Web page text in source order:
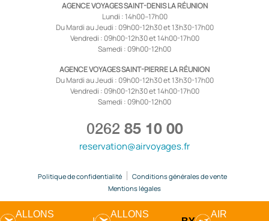
AGENCE VOYAGES SAINT-DENIS LA RÉUNION
Lundi : 14h00–17h00
Du Mardi au Jeudi : 09h00-12h30 et 13h30-17h00
Vendredi : 09h00-12h30 et 14h00-17h00
Samedi : 09h00-12h00
AGENCE VOYAGES SAINT-PIERRE LA RÉUNION
Du Mardi au Jeudi : 09h00-12h30 et 13h30-17h00
Vendredi : 09h00-12h30 et 14h00-17h00
Samedi : 09h00-12h00
0262 85 10 00
reservation@airvoyages.fr
Politique de confidentialité
Conditions générales de vente
Mentions légales
ALLONS ALLONS AIR